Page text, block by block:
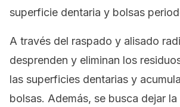
superficie dentaria y bolsas
A través del raspado y alisado
desprenden y eliminan los
las superficies dentarias y
bolsas. Además, se busca dejar la